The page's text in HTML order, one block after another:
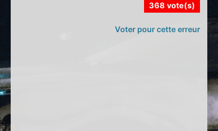
368 vote(s)
Voter pour cette erreur